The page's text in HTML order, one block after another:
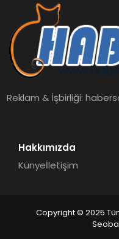
Reklam & İşbirliği:
Hakkımızda
Künyeİletişim
Copyright © 2025